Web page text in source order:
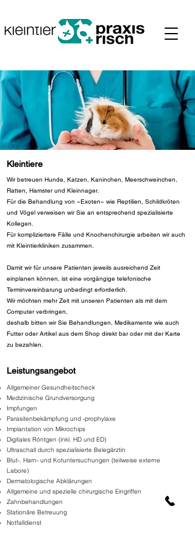
Kleintiere
Wir betreuen Hunde, Katzen, Kaninchen, Meerschweinchen,
Ratten, Hamster und Kleinnager.
Für die Behandlung von «Exoten» wie Reptilien, Schildkröten
und Vögel verweisen wir Sie an entsprechend spezialisierte
Kollegen.
Für kompliziertere Fälle und Knochenchirurgie arbeiten wir auch
mit Kleintierkliniken zusammen.
Damit wir für unsere Patienten jeweils ausreichend Zeit
einplanen können, ist eine vorgängige telefonische
Terminvereinbarung unbedingt erforderlich.
Wir möchten mehr Zeit mit unseren Patienten als mit dem
Computer verbringen,
deshalb bitten wir Sie Behandlungen, Medikamente wie auch
Futter oder Artikel aus dem Shop direkt bar oder mit der Karte
zu bezahlen.
Leistungsangebot
Allgemeiner Gesundheitscheck
Medizinische Grundversorgung
Impfungen
Parasitenbekämpfung und -prophylaxe
Implantation von Mikrochips
Digitales Röntgen (inkl. HD und ED)
Ultraschall durch spezialisierte Belegärztin
Blut-, Harn- und Kotuntersuchungen (teilweise externe
Labore)
Dermatologische Abklärungen
Allgemeine und spezielle chirurgische Eingriffen
Zahnbehandlungen
Stationäre Betreuung
Notfalldienst